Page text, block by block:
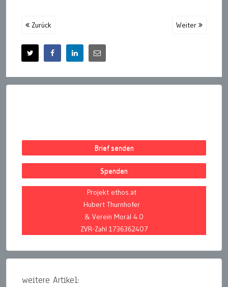
Zurück Weiter
Brief senden
Spenden
Projekt ethos.at
Hubert Thurnhofer
& Verein Moral 4.0
ZVR-Zahl 1736362407
weitere Artikel: